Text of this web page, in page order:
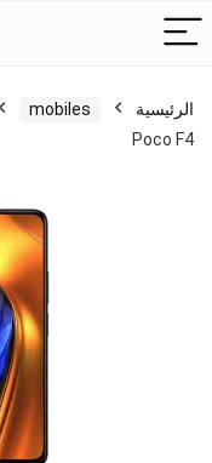
الرئيسية mobiles
Poco F4